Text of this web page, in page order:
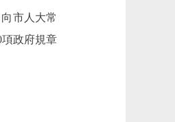
市人大常
政府規章